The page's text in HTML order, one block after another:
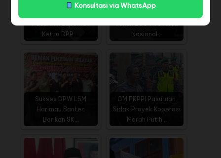
Konsultasi via WhatsApp
Pasuruan Laporkan
Ketua DPP.…
Tahun 2004 Tentara
Nasional…
Sukses DPW LSM
Harimau Banten
Berikan SK…
GM FKPPI Pasuruan
Sidak Proyek Koperasi
Merah Putih…